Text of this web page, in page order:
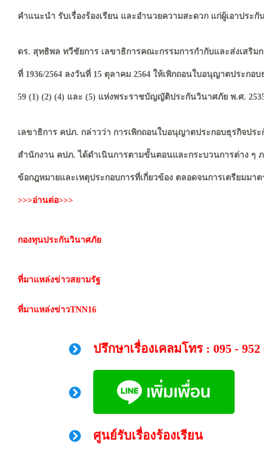
คำแนะนำ รับเรื่องร้องเรียน และอำนวยความสะดวก แก่ผู้เอาประกั
ดร. สุทธิพล ทวีชัยการ เลขาธิการคณะกรรมการกำกับและส่งเสริมก
ที่ 1936/2564 ลงวันที่ 15 ตุลาคม 2564 ให้เพิกถอนใบอนุญาตประกอ
59 (1) (2) (4) และ (5) แห่งพระราชบัญญัติประกันวินาศภัย พ.ศ. 2535
เลขาธิการ คปภ. กล่าวว่า การเพิกถอนใบอนุญาตประกอบธุรกิจประ
สำนักงาน คปภ. ได้ดำเนินการตามขั้นตอนและกระบวนการต่าง ๆ ภ
ข้อกฎหมายและเหตุประกอบการที่เกี่ยวข้อง ตลอดจนการเตรียมมาต
>>>อ่านต่อ>>>
กองทุนประกันวินาศภัย
ที่มาแหล่งข่าวสยามรัฐ
ที่มาแหล่งข่าวTNN16
ปรึกษาเรื่องเคลมโทร : 095 - 952
ศูนย์รับเรื่องร้องเรียน